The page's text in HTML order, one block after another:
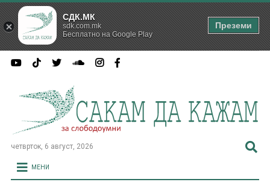
четврток, 6 август, 2026
МЕНИ
СДК.МК
sdk.com.mk
Бесплатно на Google Play
Преземи